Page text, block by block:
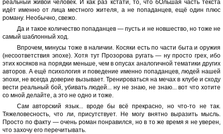
реальный живой человек. И как раз кстати, то, что бОльшая часть текста
идёт именно от лица местного жителя, а не попаданцев, ещё один плюс
роману. Необычно, свежо.
Да и такое количество попаданцев — пусть и не новшество, но тоже не
самый шаблонный ход.
Впрочем, минусы тоже в наличии. Косяки есть по части быта и оружия
(несоответствия эпохе). Хотя тут Прозорова ругать — ну просто грех, ибо
этих косяков на порядки меньше, чем в опусах аналогичной тематики других
авторов. А ещё психология и поведение именно попаданцев, людей нашей
эпохи, не всегда доверие вызывает. Тренироваться на мечах в клубе и сходу
вести реальный бой, убивать людей... ну не знаю, не знаю... вот что хотите
со мной делайте, а это не одно и тоже.
Сам авторский язык... вроде бы всё прекрасно, но что-то не так.
Тяжеловесность, что ли, присутствует. Не могу внятно выразить мысль.
Просто по факту — очень роман понравился, но в то же время я не уверен,
что захочу его перечитывать.